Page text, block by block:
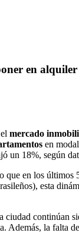
en
mercado
en
un 18%, según
que en los
esta
ciudad continúan
Además, la falta